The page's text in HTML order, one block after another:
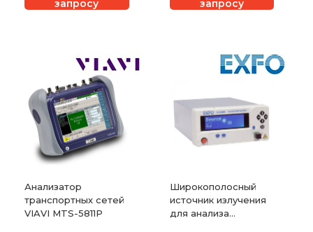
запросу
запросу
Анализатор
транспортных сетей
VIAVI MTS-5811P
Широкополосный
источник излучения
для анализа